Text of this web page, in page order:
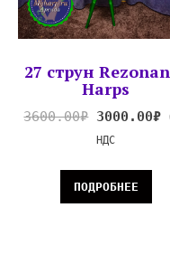
27 струн
Harps
3600.00₽ 3000.00₽
НДС
ПОДРОБНЕЕ